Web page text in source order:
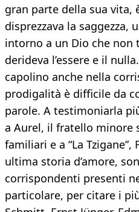
gran parte della sua vita,
disprezzava la saggezza,
intorno a un Dio che non
derideva l’essere e il
capolino anche nella
prodigalità è difficile da
parole. A testimoniarla
a Aurel, il fratello minore
familiari e a “La
ultima storia d’amore,
corrispondenti presenti
particolare, per citare i